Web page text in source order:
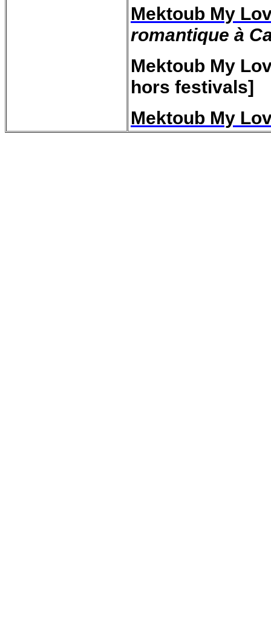
Mektoub My
romantique à
Mektoub My
hors festivals]
Mektoub My